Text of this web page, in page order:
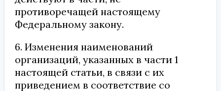
противоречащей настоящему
Федеральному закону.
6. Изменения наименований
организаций, указанных в части 1
настоящей статьи, в связи с их
приведением в соответствие со